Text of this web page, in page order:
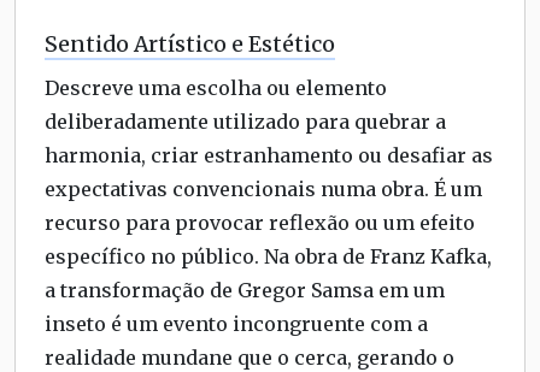
Sentido Artístico e Estético
Descreve uma escolha ou elemento
deliberadamente utilizado para quebrar a
harmonia, criar estranhamento ou desafiar as
expectativas convencionais numa obra. É um
recurso para provocar reflexão ou um efeito
específico no público. Na obra de Franz Kafka,
a transformação de Gregor Samsa em um
inseto é um evento incongruente com a
realidade mundane que o cerca, gerando o